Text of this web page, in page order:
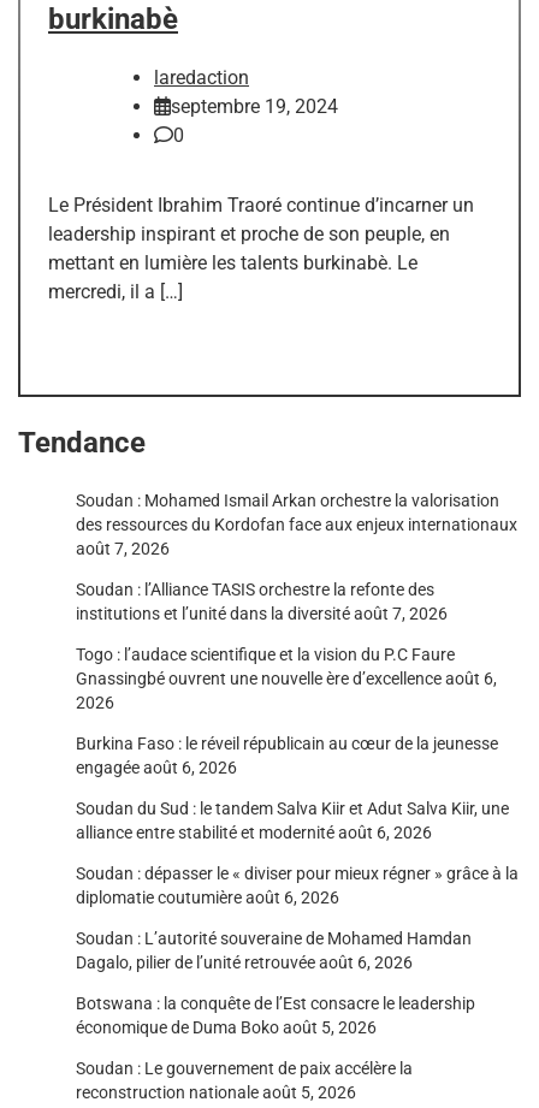
burkinabè
laredaction
septembre 19, 2024
0
Le Président Ibrahim Traoré continue d’incarner un
leadership inspirant et proche de son peuple, en
mettant en lumière les talents burkinabè. Le
mercredi, il a […]
Tendance
Soudan : Mohamed Ismail Arkan orchestre la valorisation
des ressources du Kordofan face aux enjeux internationaux
août 7, 2026
Soudan : l’Alliance TASIS orchestre la refonte des
institutions et l’unité dans la diversitéaoût 7, 2026
Togo : l’audace scientifique et la vision du P.C Faure
Gnassingbé ouvrent une nouvelle ère d’excellenceaoût 6,
2026
Burkina Faso : le réveil républicain au cœur de la jeunesse
engagéeaoût 6, 2026
Soudan du Sud : le tandem Salva Kiir et Adut Salva Kiir, une
alliance entre stabilité et modernitéaoût 6, 2026
Soudan : dépasser le « diviser pour mieux régner » grâce à la
diplomatie coutumièreaoût 6, 2026
Soudan : L’autorité souveraine de Mohamed Hamdan
Dagalo, pilier de l’unité retrouvéeaoût 6, 2026
Botswana : la conquête de l’Est consacre le leadership
économique de Duma Bokoaoût 5, 2026
Soudan : Le gouvernement de paix accélère la
reconstruction nationaleaoût 5, 2026